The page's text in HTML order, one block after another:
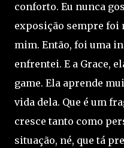
conforto. Eu nunca
exposição sempre foi
mim. Então, foi uma
enfrentei. E a Grace,
game. Ela aprende
vida dela. Que é um
cresce tanto como
situação, né, que tá